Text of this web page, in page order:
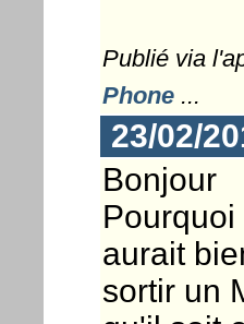
Publié via
Phone...
23/02/
Bonjour
aurait
sortir un